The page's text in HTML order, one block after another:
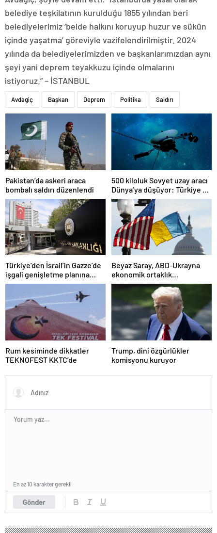
belediye teşkilatının kurulduğu 1855 yılından beri
belediyelerimiz ‘belde halkını koruyup huzur ve sükün
içinde yaşatma’ göreviyle vazifelendirilmiştir. 2024
yılında da belediyelerimizden ve başkanlarımızdan aynı
şeyi yani deprem teyakkuzu içinde olmalarını
istiyoruz.” – İSTANBUL
Avdagiç Başkan Deprem Politika Saldırı
Pakistan’da askeri araca
bombalı saldırı düzenlendi
500 kiloluk Sovyet uzay aracı
Dünya’ya düşüyor: Türkiye de
risk altında
Türkiye’den İsrail’in Gazze’de
işgali genişletme planına
tepki
Beyaz Saray, ABD-Ukrayna
ekonomik ortaklık
anlaşmasının detaylarını
Rum kesiminde dikkatler
TEKNOFEST KKTC’de
Trump, dini özgürlükler
komisyonu kuruyor
Gönder
En az 10 karakter gerekli